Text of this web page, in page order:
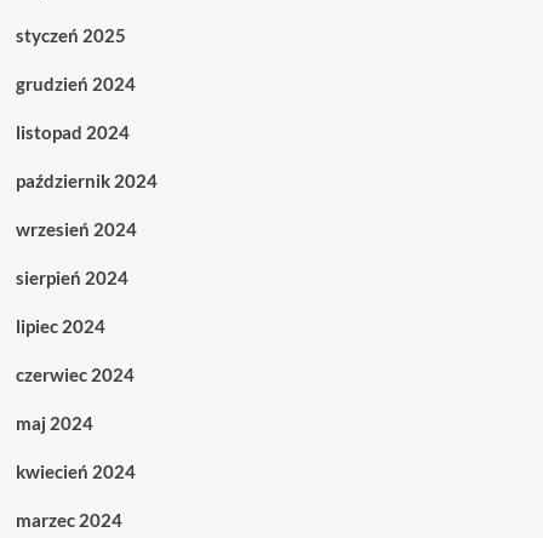
styczeń 2025
grudzień 2024
listopad 2024
październik 2024
wrzesień 2024
sierpień 2024
lipiec 2024
czerwiec 2024
maj 2024
kwiecień 2024
marzec 2024